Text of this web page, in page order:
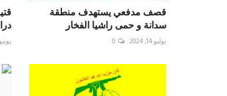
قصف مدفعي يستهدف منطقة
سدانة و حمى راشيا الفخار
يوليو 14, 2024 0 يونيو 27, 2024